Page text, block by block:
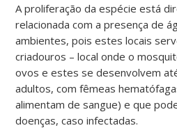
A proliferação da espécie está
relacionada com a presença de
ambientes, pois estes locais
criadouros – local onde o
ovos e estes se desenvolvem
adultos, com fêmeas
alimentam de sangue) e que
doenças, caso infectadas.